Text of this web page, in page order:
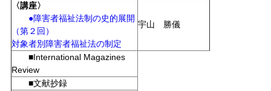
〈講座〉
●障害者福祉法制の史的展開
（第２回）
対象者別障害者福祉法の制定
宇山 勝儀
■International Magazines
Review
■文献抄録